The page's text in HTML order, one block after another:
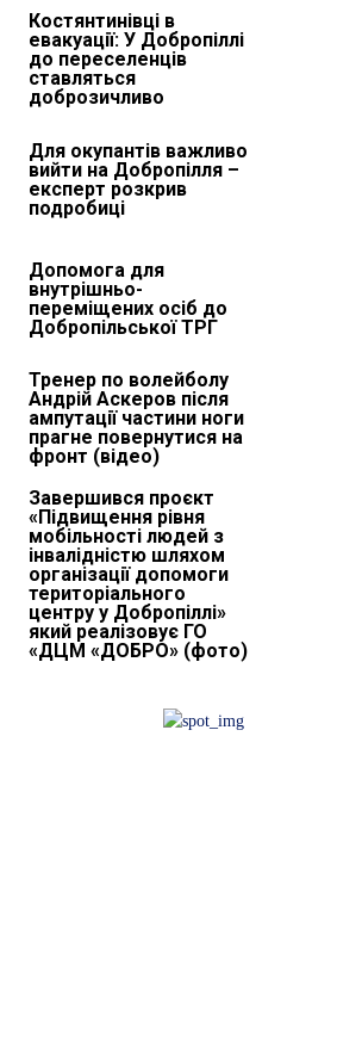
Костянтинівці в
евакуації: У Добропіллі
до переселенців
ставляться
доброзичливо
Для окупантів важливо
вийти на Добропілля –
експерт розкрив
подробиці
Допомога для
внутрішньо-
переміщених осіб до
Добропільської ТРГ
Тренер по волейболу
Андрій Аскеров після
ампутації частини ноги
прагне повернутися на
фронт (відео)
Завершився проєкт
«Підвищення рівня
мобільності людей з
інвалідністю шляхом
організації допомоги
територіального
центру у Добропіллі»
який реалізовує ГО
«ДЦМ «ДОБРО» (фото)